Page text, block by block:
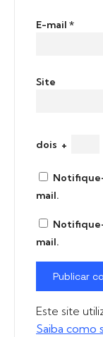
E-mail *
Site
dois +
mail.
mail.
Este site
Saiba como